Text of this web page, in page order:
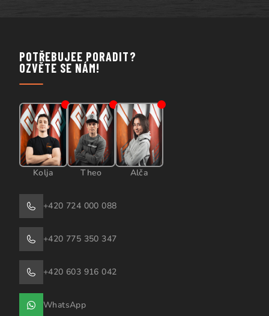
POTŘEBUJEE PORADIT?
OZVĚTE SE NÁM!
Kolja Theo Alča
+420 724 000 088
+420 775 350 347
+420 603 916 042
WhatsApp